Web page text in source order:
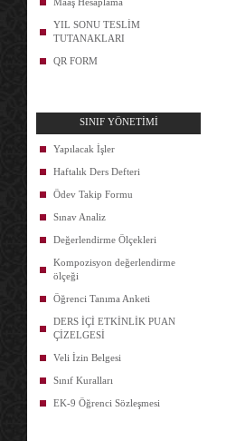
YIL SONU TESLİM
TUTANAKLARI
QR FORM
SINIF YÖNETİMİ
Yapılacak İşler
Haftalık Ders Defteri
Ödev Takip Formu
Sınav Analiz
Değerlendirme Ölçekleri
Kompozisyon değerlendirme
ölçeği
Öğrenci Tanıma Anketi
DERS İÇİ ETKİNLİK PUAN
ÇİZELGESİ
Veli İzin Belgesi
Sınıf Kuralları
EK-9 Öğrenci Sözleşmesi